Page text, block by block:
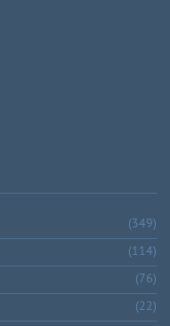
(349)
(114)
(76)
(22)